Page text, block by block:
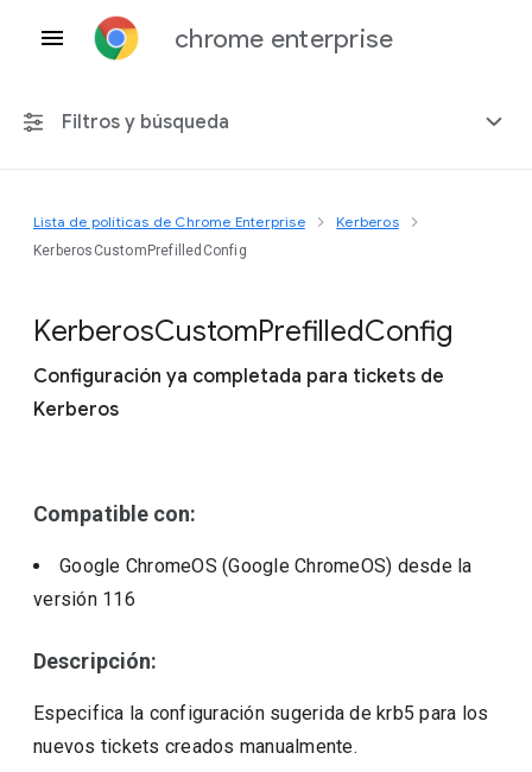
chrome enterprise
Filtros y búsqueda
Cualquier plataforma
Incluir políticas obsoletas
Lista de políticas de Chrome Enterprise Kerberos
KerberosCustomPrefilledConfig
KerberosCustomPrefilledConfig
Configuración ya completada para tickets de
Kerberos
Compatible con:
Google ChromeOS (Google ChromeOS) desde la
versión 116
Descripción:
Especifica la configuración sugerida de krb5 para los
nuevos tickets creados manualmente.